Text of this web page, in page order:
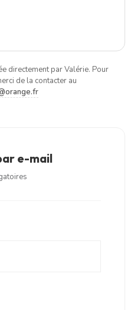
directement par Valérie. Pour
de la contacter au
e-mail